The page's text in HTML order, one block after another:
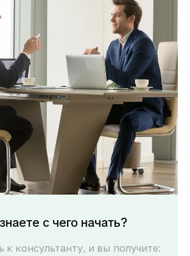
с чего начать?
к консультанту, и вы получите: